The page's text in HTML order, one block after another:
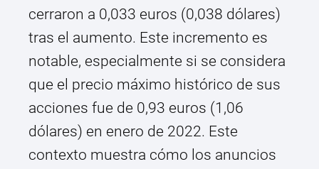
cerraron a 0,033 euros (0,038 dólares)
tras el aumento. Este incremento es
notable, especialmente si se considera
que el precio máximo histórico de sus
acciones fue de 0,93 euros (1,06
dólares) en enero de 2022. Este
contexto muestra cómo los anuncios